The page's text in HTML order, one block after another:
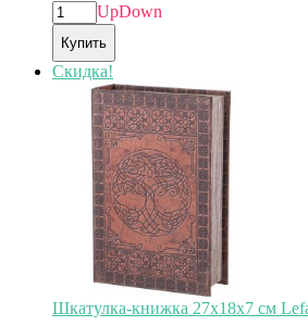
UpDown
Купить
Скидка!
Шкатулка-книжка 27х18х7 см